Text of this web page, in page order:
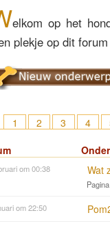
elkom op het
plekje op dit
1 2 3 4
om 00:38 Wat
om 22:50